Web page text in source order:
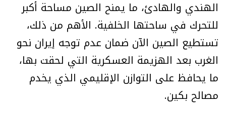
الهندي والهادئ، ما يمنح الصين مساحة أكبر
للتحرك في ساحتها الخلفية. الأهم من ذلك،
تستطيع الصين الآن ضمان عدم توجه إيران نحو
الغرب بعد الهزيمة العسكرية التي لحقت بها،
ما يحافظ على التوازن الإقليمي الذي يخدم
مصالح بكين.